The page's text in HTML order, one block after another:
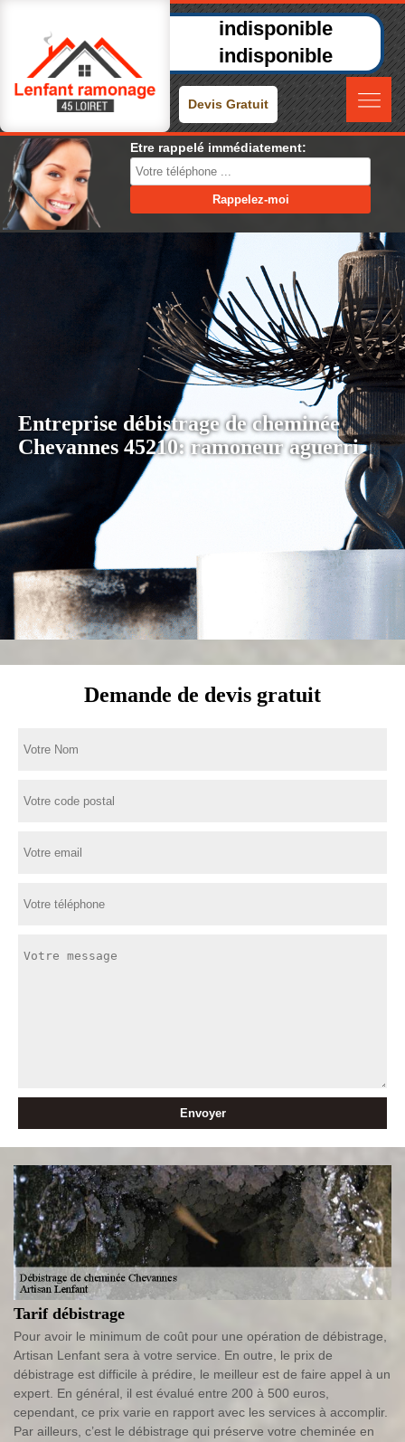
indisponible
indisponible
Devis Gratuit
Etre rappelé immédiatement:
Entreprise débistrage de cheminée
Chevannes 45210: ramoneur aguerri
Demande de devis gratuit
Tarif débistrage
Pour avoir le minimum de coût pour une opération de débistrage,
Artisan Lenfant sera à votre service. En outre, le prix de
débistrage est difficile à prédire, le meilleur est de faire appel à un
expert. En général, il est évalué entre 200 à 500 euros,
cependant, ce prix varie en rapport avec les services à accomplir.
Par ailleurs, c’est le débistrage qui préserve votre cheminée en